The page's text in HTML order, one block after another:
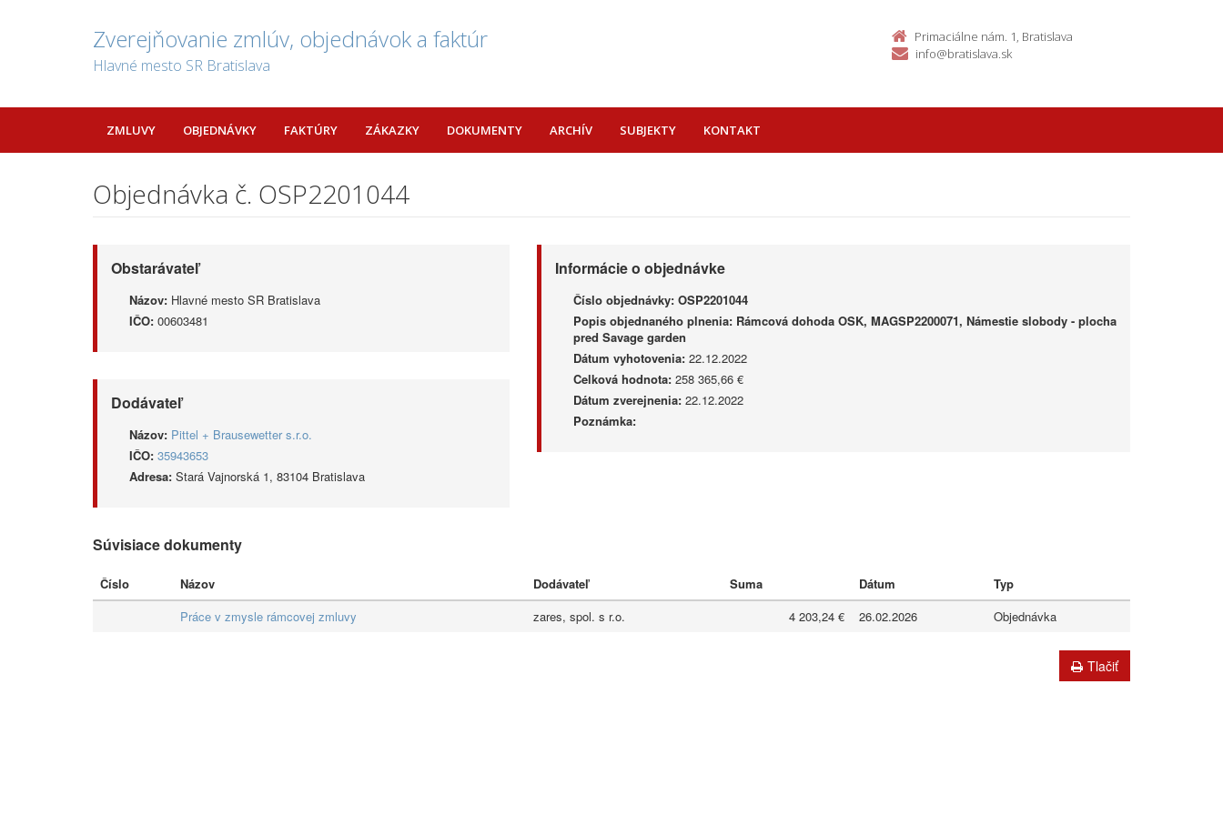
Zverejňovanie zmlúv, objednávok a faktúr
Hlavné mesto SR Bratislava
Primaciálne nám. 1, Bratislava
info@bratislava.sk
ZMLUVY OBJEDNÁVKY FAKTÚRY ZÁKAZKY DOKUMENTY ARCHÍV SUBJEKTY KONTAKT
Objednávka č. OSP2201044
Obstarávateľ
Názov: Hlavné mesto SR Bratislava
IČO: 00603481
Dodávateľ
Názov: Pittel + Brausewetter s.r.o.
IČO: 35943653
Adresa: Stará Vajnorská 1, 83104 Bratislava
Informácie o objednávke
Číslo objednávky: OSP2201044
Popis objednaného plnenia: Rámcová dohoda OSK, MAGSP2200071, Námestie slobody - plocha
pred Savage garden
Dátum vyhotovenia:22.12.2022
Celková hodnota:258 365,66 €
Dátum zverejnenia:22.12.2022
Poznámka:
Súvisiace dokumenty
Číslo Názov Dodávateľ Suma Dátum
Typ
Práce v zmysle rámcovej zmluvy
zares, spol. s r.o. 4 203,24 € 26.02.2026 Objednávka
Tlačiť